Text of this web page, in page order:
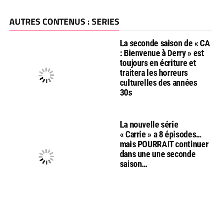
AUTRES CONTENUS : SERIES
La seconde saison de « CA
: Bienvenue à Derry » est
toujours en écriture et
traitera les horreurs
culturelles des années
30s
La nouvelle série
« Carrie » a 8 épisodes…
mais POURRAIT continuer
dans une une seconde
saison…